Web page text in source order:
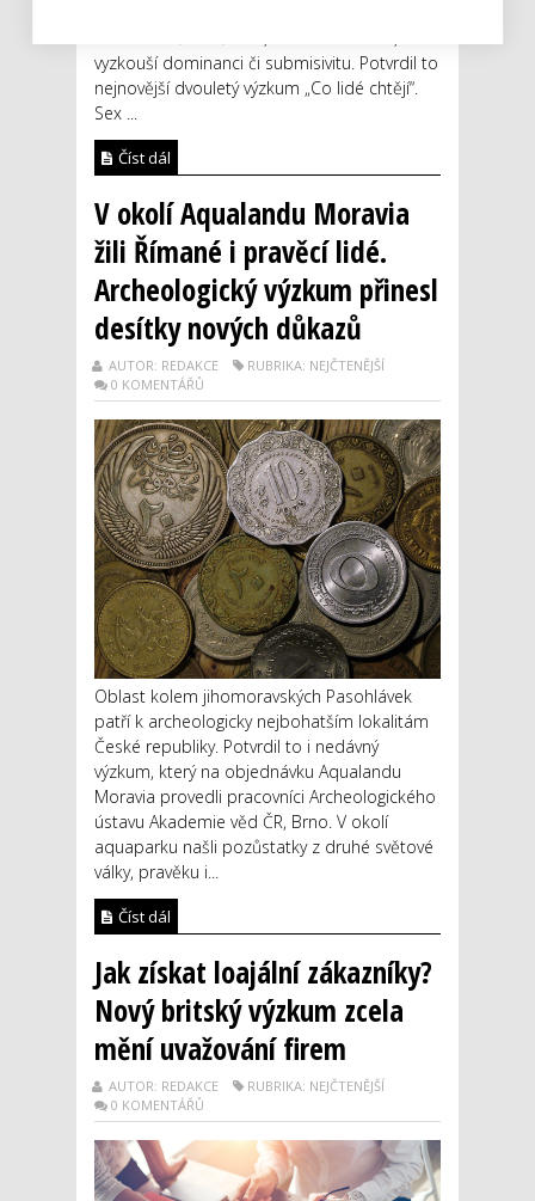
vyzkouší dominanci či submisivitu. Potvrdil to
nejnovější dvouletý výzkum „Co lidé chtějí“.
Sex ...
Číst dál
V okolí Aqualandu Moravia
žili Římané i pravěcí lidé.
Archeologický výzkum přinesl
desítky nových důkazů
AUTOR: REDAKCE
RUBRIKA: NEJČTENĚJŠÍ
0 KOMENTÁŘŮ
Oblast kolem jihomoravských Pasohlávek
patří k archeologicky nejbohatším lokalitám
České republiky. Potvrdil to i nedávný
výzkum, který na objednávku Aqualandu
Moravia provedli pracovníci Archeologického
ústavu Akademie věd ČR, Brno. V okolí
aquaparku našli pozůstatky z druhé světové
války, pravěku i...
Číst dál
Jak získat loajální zákazníky?
Nový britský výzkum zcela
mění uvažování firem
AUTOR: REDAKCE
RUBRIKA: NEJČTENĚJŠÍ
0 KOMENTÁŘŮ